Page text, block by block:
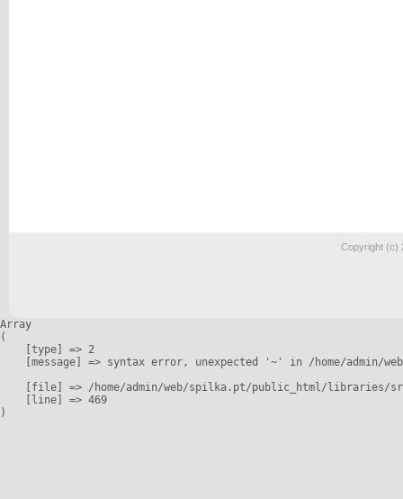
Copyright (c)
Array
(
    [type] => 2
[message] => syntax error, unexpected '~' in /home/admin/
[file] => /home/admin/web/spilka.pt/public_html/libraries/
    [line] => 469